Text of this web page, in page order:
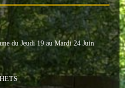
du Jeudi 19 au Mardi 24 Juin